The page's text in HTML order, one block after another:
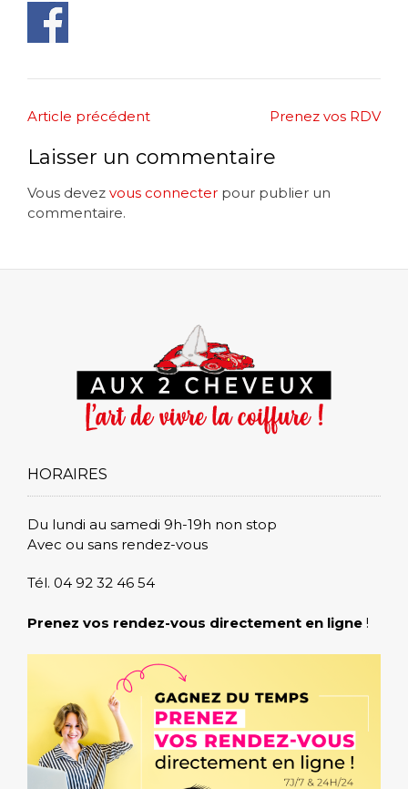
Post
Article précédent Prenez vos RDV
Laisser un commentaire
Vous devez vous connecter pour publier un
commentaire.
HORAIRES
Du lundi au samedi 9h-19h non stop
Avec ou sans rendez-vous
Tél. 04 92 32 46 54
Prenez vos rendez-vous directement en ligne !